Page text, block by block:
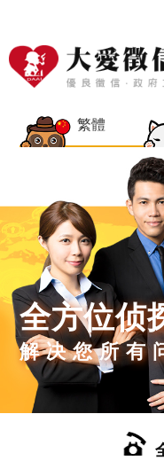
繁體
全方位侦
解决您所有